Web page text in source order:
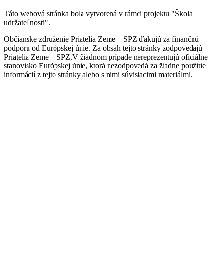
Táto webová stránka bola vytvorená v rámci projektu "Škola
udržateľnosti".
Občianske združenie Priatelia Zeme – SPZ ďakujú za finančnú
podporu od Európskej únie. Za obsah tejto stránky zodpovedajú
Priatelia Zeme – SPZ.V žiadnom prípade nereprezentujú oficiálne
stanovisko Európskej únie, ktorá nezodpovedá za žiadne použitie
informácií z tejto stránky alebo s nimi súvisiacimi materiálmi.